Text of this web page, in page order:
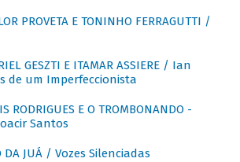
PROVETA E TONINHO FERRAGUTTI /
GESZTI E ITAMAR ASSIERE / Ian
de um Imperfeccionista
RODRIGUES E O TROMBONANDO -
Santos
DA JUÁ / Vozes Silenciadas